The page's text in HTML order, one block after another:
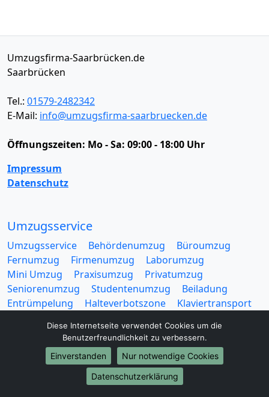
Umzugsfirma-Saarbrücken.de
Saarbrücken
Tel.: 01579-2482342
E-Mail: info@umzugsfirma-saarbruecken.de
Öffnungszeiten: Mo - Sa: 09:00 - 18:00 Uhr
Impressum
Datenschutz
Umzugsservice
Umzugsservice Behördenumzug
Büroumzug
Fernumzug
Firmenumzug
Laborumzug
Mini Umzug
Praxisumzug
Privatumzug
Seniorenumzug
Studentenumzug
Beiladung
Entrümpelung
Halteverbotszone
Klaviertransport
Möbelmitfahrzentrale
Umzugskartons
Diese Internetseite verwendet Cookies um die
Benutzerfreundlichkeit zu verbessern.
Einverstanden
Nur notwendige Cookies
Datenschutzerklärung